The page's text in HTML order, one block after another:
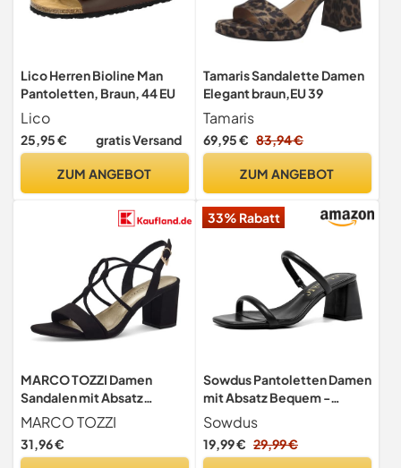
Lico Herren Bioline Man
Pantoletten, Braun, 44 EU
Lico
25,95 € gratis Versand
ZUM ANGEBOT
Tamaris Sandalette Damen
Elegant braun,EU 39
Tamaris
69,95 € 83,94 €
ZUM ANGEBOT
MARCO TOZZI Damen
Sandalen mit Absatz
Elegant Vegan, Schwarz
(Black), 39 EU
MARCO TOZZI
31,96 €
33% Rabatt
Sowdus Pantoletten Damen
mit Absatz Bequem -
Elegante Mules Sandalen
Schlappen Sandaletten
Leichter Quadratischer
Sowdus
19,99 € 29,99 €